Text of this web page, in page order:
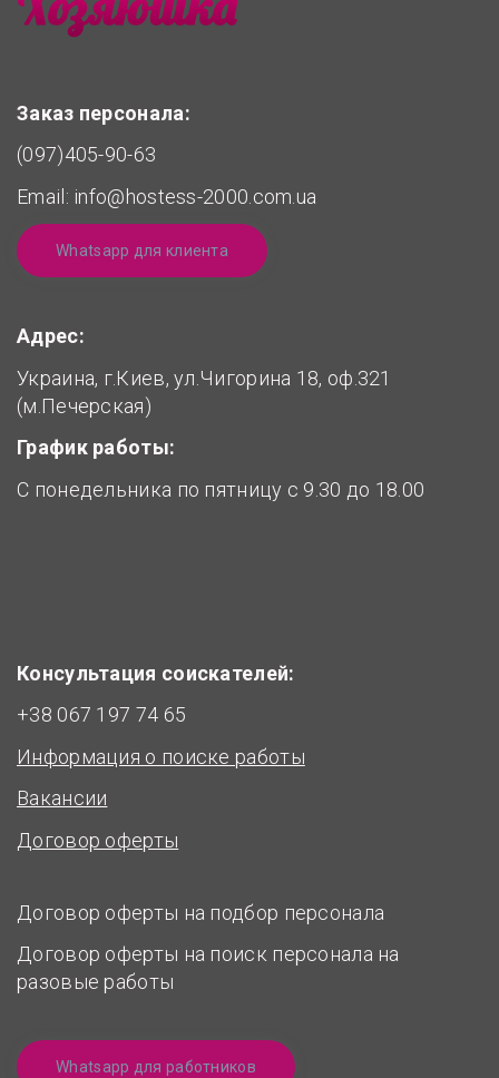
Заказ персонала:
(097)405-90-63
Email: info@hostess-2000.com.ua
Whatsapp для клиента
Адрес:
Украина, г.Киев, ул.Чигорина 18, оф.321
(м.Печерская)
График работы:
С понедельника по пятницу с 9.30 до 18.00
Консультация соискателей:
+38 067 197 74 65
Информация о поиске работы
Вакансии
Договор оферты
Договор оферты на подбор персонала
Договор оферты на поиск персонала на
разовые работы
Whatsapp для работников